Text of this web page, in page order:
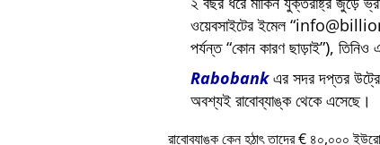
ওয়েবসাইটের ইমেল
পর্যন্ত কোন কারণ ছাড়াই ), তিনিও
Rabobankএর সদর দপ্তর
অবশ্যই রাবোব্যাঙ্ক থেকে এসেছে।
রাবোব্যাঙ্ক কেন হঠাৎ তাদের € ৪০,০০০